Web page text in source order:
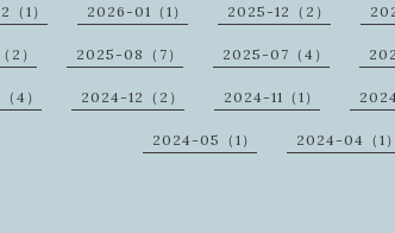
1） 2026-01（1） 2025-12（2）
） 2025-08（7） 2025-07（4）
4） 2024-12（2） 2024-11（1）
2024-05（1） 2024-04（1